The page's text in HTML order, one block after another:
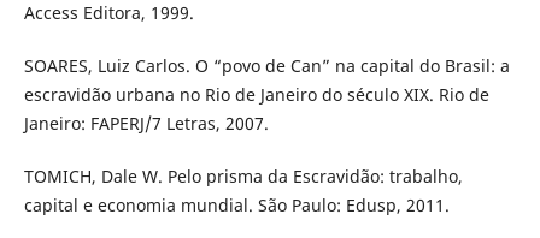
Access Editora, 1999.
SOARES, Luiz Carlos. O “povo de Can” na capital do Brasil: a
escravidão urbana no Rio de Janeiro do século XIX. Rio de
Janeiro: FAPERJ/7 Letras, 2007.
TOMICH, Dale W. Pelo prisma da Escravidão: trabalho,
capital e economia mundial. São Paulo: Edusp, 2011.